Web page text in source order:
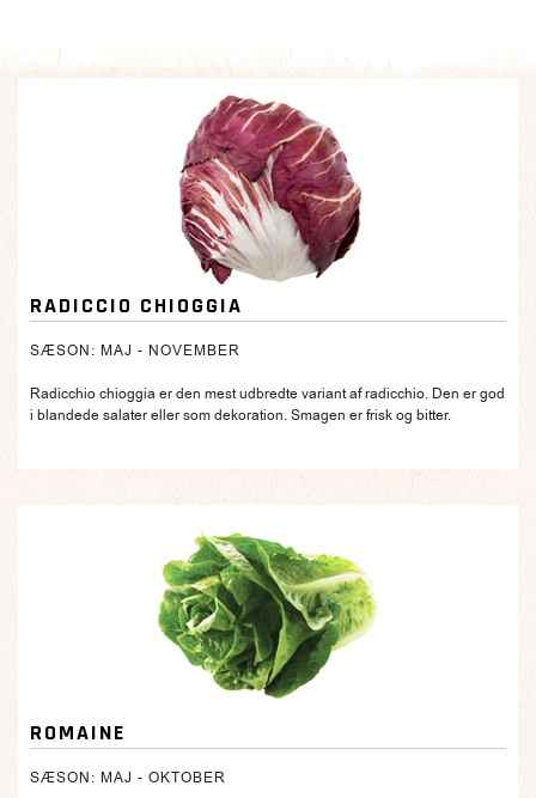
RADICCIO CHIOGGIA
SÆSON: MAJ - NOVEMBER
Radicchio chioggia er den mest udbredte variant af radicchio. Den er god
i blandede salater eller som dekoration. Smagen er frisk og bitter.
ROMAINE
SÆSON: MAJ - OKTOBER